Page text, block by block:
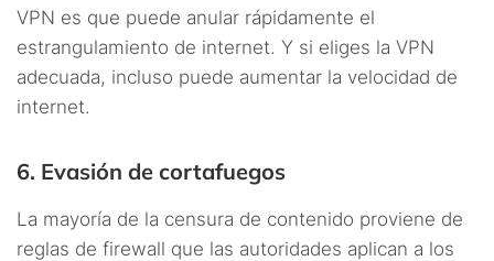
VPN es que puede anular rápidamente el
estrangulamiento de internet. Y si eliges la VPN
adecuada, incluso puede aumentar la velocidad de
internet.
6. Evasión de cortafuegos
La mayoría de la censura de contenido proviene de
reglas de firewall que las autoridades aplican a los